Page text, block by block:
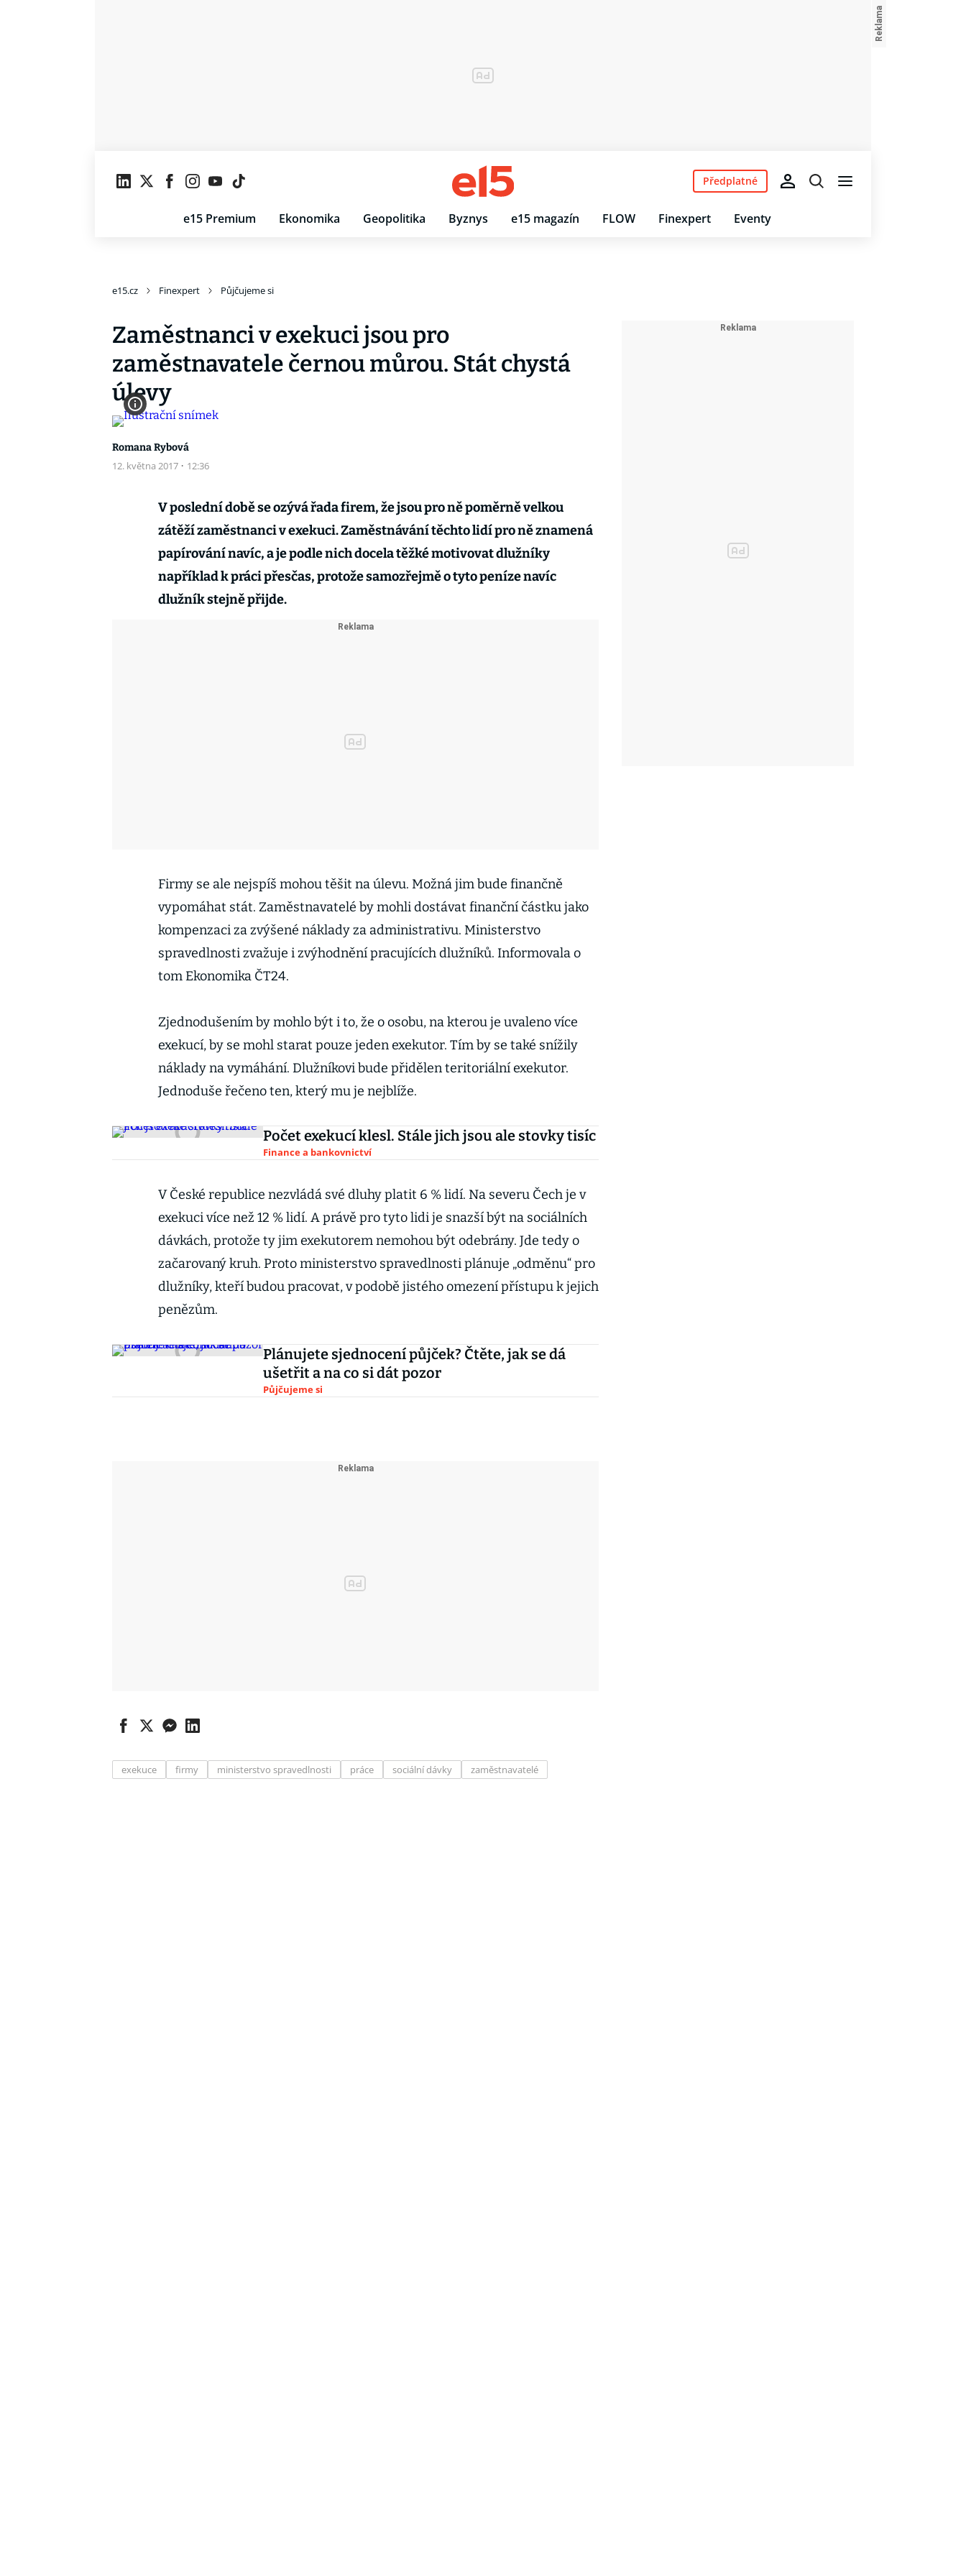
e15 Premium Ekonomika Geopolitika Byznys e15 magazín FLOW Finexpert Eventy
Předplatné
e15.cz Finexpert Půjčujeme si
Zaměstnanci v exekuci jsou pro
zaměstnavatele černou můrou. Stát chystá
úlevy
Romana Rybová
12. května 2017 · 12:36
V poslední době se ozývá řada firem, že jsou pro ně poměrně velkou
zátěží zaměstnanci v exekuci. Zaměstnávání těchto lidí pro ně znamená
papírování navíc, a je podle nich docela těžké motivovat dlužníky
například k práci přesčas, protože samozřejmě o tyto peníze navíc
dlužník stejně přijde.
Firmy se ale nejspíš mohou těšit na úlevu. Možná jim bude finančně
vypomáhat stát. Zaměstnavatelé by mohli dostávat finanční částku jako
kompenzaci za zvýšené náklady za administrativu. Ministerstvo
spravedlnosti zvažuje i zvýhodnění pracujících dlužníků. Informovala o
tom Ekonomika ČT24.
Zjednodušením by mohlo být i to, že o osobu, na kterou je uvaleno více
exekucí, by se mohl starat pouze jeden exekutor. Tím by se také snížily
náklady na vymáhání. Dlužníkovi bude přidělen teritoriální exekutor.
Jednoduše řečeno ten, který mu je nejblíže.
Počet exekucí klesl. Stále jich jsou ale stovky tisíc
Finance a bankovnictví
V České republice nezvládá své dluhy platit 6 % lidí. Na severu Čech je v
exekuci více než 12 % lidí. A právě pro tyto lidi je snazší být na sociálních
dávkách, protože ty jim exekutorem nemohou být odebrány. Jde tedy o
začarovaný kruh. Proto ministerstvo spravedlnosti plánuje „odměnu“ pro
dlužníky, kteří budou pracovat, v podobě jistého omezení přístupu k jejich
penězům.
Plánujete sjednocení půjček? Čtěte, jak se dá
ušetřit a na co si dát pozor
Půjčujeme si
exekuce firmy ministerstvo spravedlnosti práce sociální dávky zaměstnavatelé